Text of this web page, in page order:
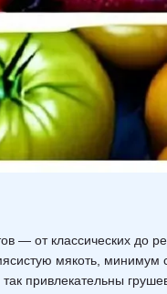
— от классических до
мякоть, минимум
привлекательны